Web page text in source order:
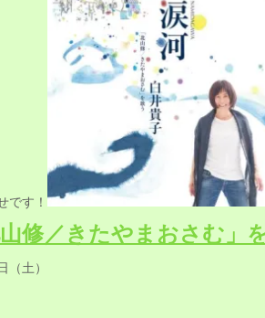
です！
修／きたやまおさむ」
土）